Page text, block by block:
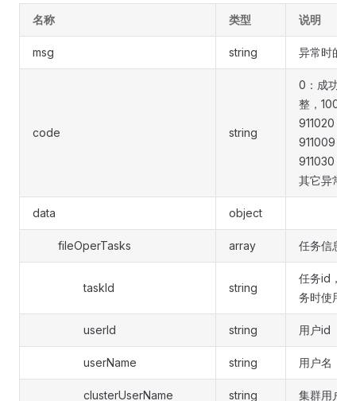
名称 类型 说明
msg string 异常时的
code string
0：成功，
整，10004
911020：
911009：
911030：
其它异常
data object
fileOperTasks array 任务信息
taskId string
任务id，查
务时使用
userId string 用户id
userName string 用户名
clusterUserName string 集群用户名